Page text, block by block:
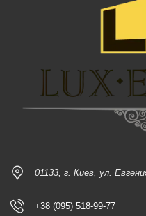
01133, г. Киев, ул.
+38 (095) 518-99-77